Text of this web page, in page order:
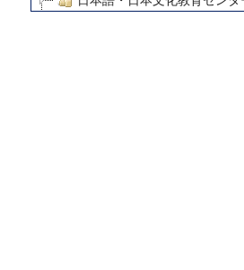
デジタルメディア・コンテン
グローバルリサーチインス
博士課程教育リーディング